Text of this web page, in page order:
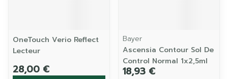
OneTouch Verio Reflect
Lecteur
28,00 €
Bayer
Ascensia Contour Sol De
Control Normal 1x2,5ml
18,93 €